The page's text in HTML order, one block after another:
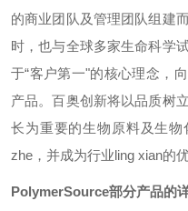
的商业团队及管理团队组建
时，也与全球多家生命科学
于“客户第一"的核心理念，
产品。百奥创新将以品质树
长为重要的生物原料及生
zhe ，并成为行业ling xian的
PolymerSource部分产品的